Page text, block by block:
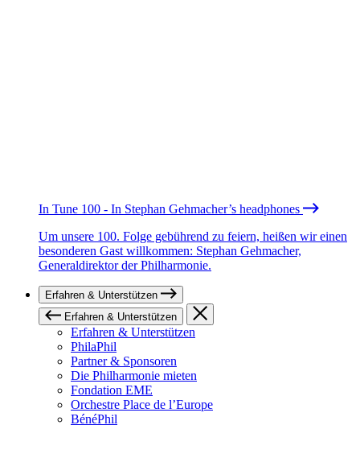
In Tune 100 - In Stephan Gehmacher’s headphones
Um unsere 100. Folge gebührend zu feiern, heißen wir einen
besonderen Gast willkommen: Stephan Gehmacher,
Generaldirektor der Philharmonie.
Erfahren & Unterstützen
Erfahren & Unterstützen
Erfahren & Unterstützen
PhilaPhil
Partner & Sponsoren
Die Philharmonie mieten
Fondation EME
Orchestre Place de l’Europe
BénéPhil